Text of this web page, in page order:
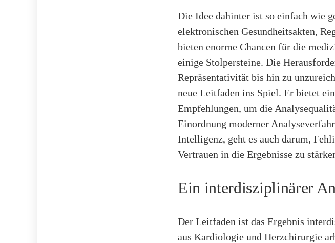
Die Idee dahinter ist so einfach wie
elektronischen Gesundheitsakten,
bieten enorme Chancen für die
einige Stolpersteine. Die
Repräsentativität bis hin zu
neue Leitfaden ins Spiel. Er bietet
Empfehlungen, um die
Einordnung moderner
Intelligenz, geht es auch darum,
Vertrauen in die Ergebnisse zu
Ein interdisziplinärer
Der Leitfaden ist das Ergebnis
aus Kardiologie und Herzchirurgie